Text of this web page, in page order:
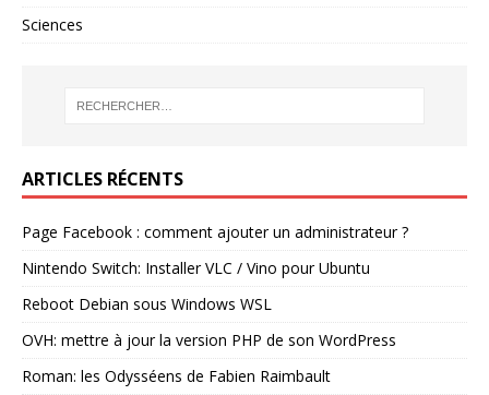
Sciences
ARTICLES RÉCENTS
Page Facebook : comment ajouter un administrateur ?
Nintendo Switch: Installer VLC / Vino pour Ubuntu
Reboot Debian sous Windows WSL
OVH: mettre à jour la version PHP de son WordPress
Roman: les Odysséens de Fabien Raimbault